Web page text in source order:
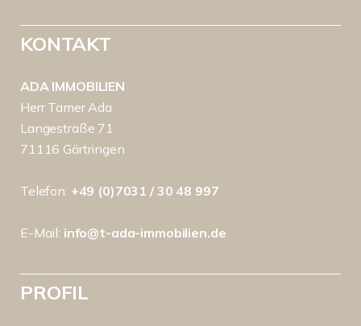
KONTAKT
ADA IMMOBILIEN
Herr Tamer Ada
Langestraße 71
71116 Gärtringen
Telefon: +49 (0)7031 / 30 48 997
E-Mail: info@t-ada-immobilien.de
PROFIL